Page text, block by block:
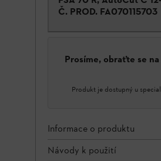
Č. PROD. FA070115703
Prosíme, obraťte se
Produkt je dostupný u
Informace o produktu
Návody k použití